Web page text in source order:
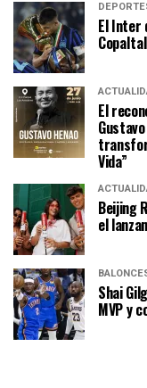
El Inter
El
Vida”
Beijing
el
Shai
MVP y